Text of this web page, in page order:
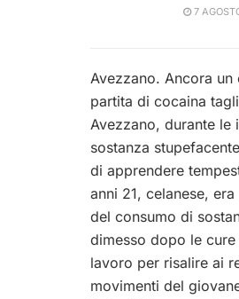
7
Avezzano. Ancora
partita di cocaina
Avezzano, durante
sostanza
di apprendere
anni 21, celanese,
del consumo di
dimesso dopo le
lavoro per risalire ai
movimenti del